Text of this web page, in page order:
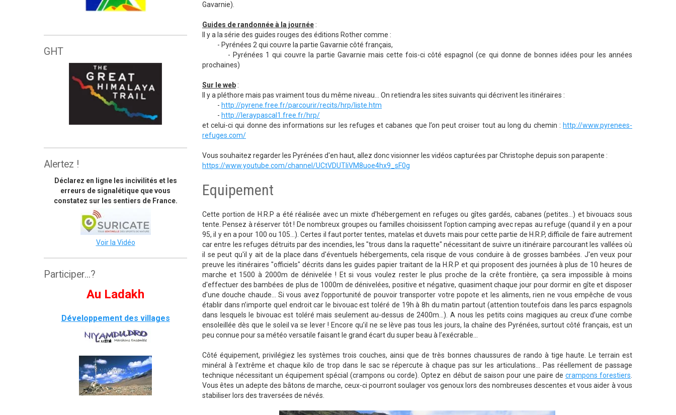
Gavarnie).
Guides de randonnée à la journée :
Il y a la série des guides rouges des éditions Rother comme :
- Pyrénées 2 qui couvre la partie Gavarnie côté français,
- Pyrénées 1 qui couvre la partie Gavarnie mais cette fois-ci côté espagnol (ce qui donne de bonnes idées pour les années
prochaines)
Sur le web :
Il y a pléthore mais pas vraiment tous du même niveau... On retiendra les sites suivants qui décrivent les itinéraires :
- http://pyrene.free.fr/parcourir/recits/hrp/liste.htm
- http://leraypascal1.free.fr/hrp/
et celui-ci qui donne des informations sur les refuges et cabanes que l’on peut croiser tout au long du chemin : http://www.pyrenees-
refuges.com/
Vous souhaitez regarder les Pyrénées d'en haut, allez donc visionner les vidéos capturées par Christophe depuis son parapente :
https://www.youtube.com/channel/UCtVDUTliVM8uoe4hx9_sF0g
Equipement
Cette portion de H.R.P a été réalisée avec un mixte d'hébergement en refuges ou gîtes gardés, cabanes (petites...) et bivouacs sous
tente. Pensez à réserver tôt ! De nombreux groupes ou familles choisissent l’option camping avec repas au refuge (quand il y en a pour
95, il y en a pour 100 ou 105...). Certes il faut porter tentes, matelas et duvets mais pour cette partie de H.R.P, difficile de faire autrement
car entre les refuges détruits par des incendies, les "trous dans la raquette" nécessitant de suivre un itinéraire parcourant les vallées où
il se peut qu'il y ait de la place dans d'éventuels hébergements, cela risque de vous conduire à de grosses bambées. J'en veux pour
preuve les itinéraires "officiels" décrits dans les guides papier traitant de la H.R.P et qui proposent des journées à plus de 10 heures de
marche et 1500 à 2000m de dénivelée ! Et si vous voulez rester le plus proche de la crête frontière, ça sera impossible à moins
d'effectuer des bambées de plus de 1000m de dénivelées, positive et négative, quasiment chaque jour pour dormir en gîte et disposer
d'une douche chaude... Si vous avez l’opportunité de pouvoir transporter votre popote et les aliments, rien ne vous empêche de vous
établir dans n’importe quel endroit car le bivouac est toléré de 19h à 8h du matin partout (attention toutefois dans les parcs espagnols
dans lesquels le bivouac est toléré mais seulement au-dessus de 2400m...). A nous les petits coins magiques au creux d’une combe
ensoleillée dès que le soleil va se lever ! Encore qu’il ne se lève pas tous les jours, la chaîne des Pyrénées, surtout côté français, est un
peu connue pour sa météo versatile faisant le grand écart du super beau à l’exécrable...
Côté équipement, privilégiez les systèmes trois couches, ainsi que de très bonnes chaussures de rando à tige haute. Le terrain est
minéral à l’extrême et chaque kilo de trop dans le sac se répercute à chaque pas sur les articulations... Pas réellement de passage
technique nécessitant un équipement spécial (crampons ou corde). Optez en début de saison pour une paire de crampons forestiers
Vous êtes un adepte des bâtons de marche, ceux-ci pourront soulager vos genoux lors des nombreuses descentes et vous aider à vous
stabiliser lors des traversées de névés.
GHT
Alertez !
Déclarez en ligne les incivilités et les
erreurs de signalétique que vous
constatez sur les sentiers de France.
Voir la Vidéo
Participer...?
Au Ladakh
Développement des villages